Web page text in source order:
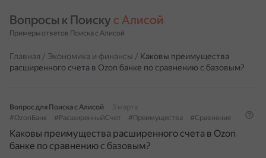
Вопросы к Поиску с Алисой
Примеры ответов Поиска с Алисой
Главная / Экономика и финансы / Каковы преимущества
расширенного счета в Ozon банке по сравнению с базовым?
Вопрос для Поиска с Алисой
3 марта
#OzonБанк
#РасширенныйСчет #Преимущества #Сравнение
Каковы преимущества расширенного счета в Ozon
банке по сравнению с базовым?